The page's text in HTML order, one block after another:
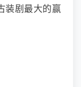
装剧最大的赢